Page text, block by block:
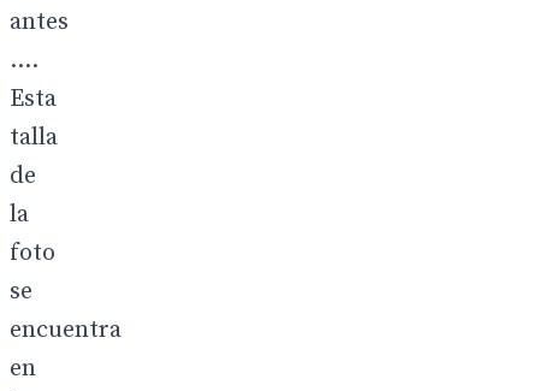
antes
....
Esta
talla
de
la
foto
se
encuentra
en